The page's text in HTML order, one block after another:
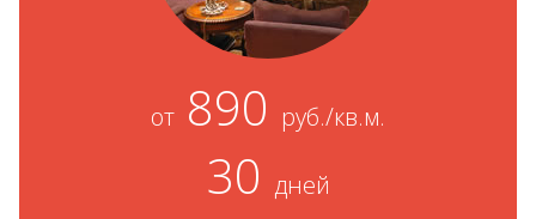
от 890 руб./кв.м.
30 дней